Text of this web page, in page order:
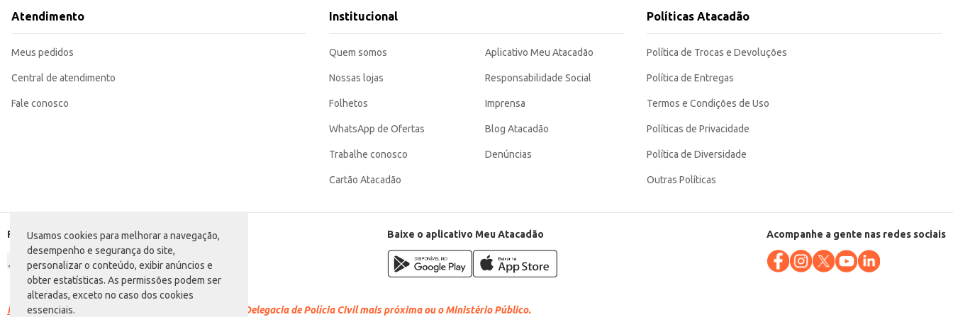
Usamos cookies para melhorar a navegação,
desempenho e segurança do site,
personalizar o conteúdo, exibir anúncios e
obter estatísticas. As permissões podem ser
alteradas, exceto no caso dos cookies
essenciais.
Atendimento
Meus pedidos
Central de atendimento
Fale conosco
Institucional
Quem somos
Nossas lojas
Folhetos
WhatsApp de Ofertas
Trabalhe conosco
Cartão Atacadão
Aplicativo Meu Atacadão
Responsabilidade Social
Imprensa
Blog Atacadão
Denúncias
Políticas Atacadão
Política de Trocas e Devoluções
Política de Entregas
Termos e Condições de Uso
Políticas de Privacidade
Política de Diversidade
Outras Políticas
Formas de pagamento Baixe o aplicativo Meu Atacadão Acompanhe a gente nas redes sociais
Racismo é crime. Denuncie. Disque 100 ou procure a Delegacia de Polícia Civil mais próxima ou o Ministério Público.